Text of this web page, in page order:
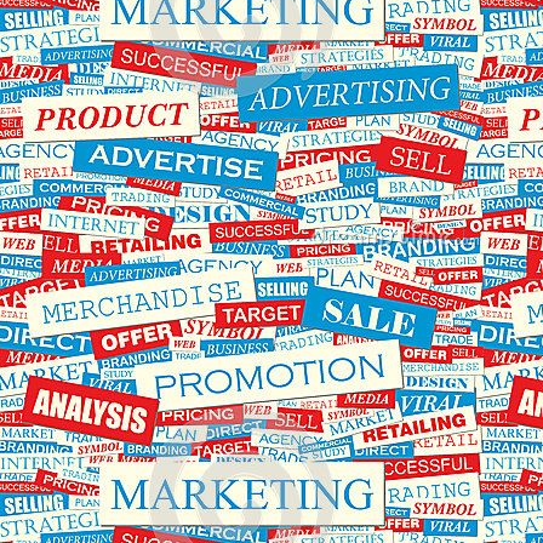
دی
ماه
افزایش
خواهد
یافت
را
روی
پنل
ثبت
نمایند